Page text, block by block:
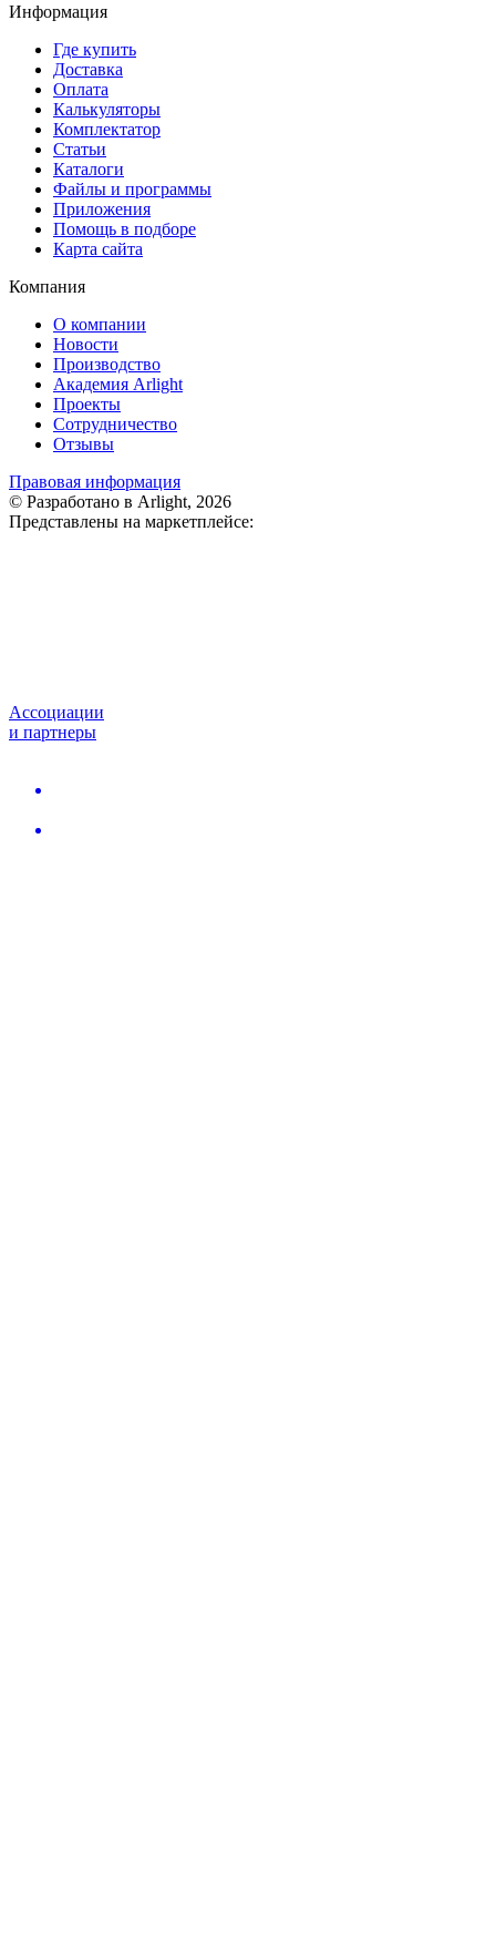
Информация
Где купить
Доставка
Оплата
Калькуляторы
Комплектатор
Статьи
Каталоги
Файлы и программы
Приложения
Помощь в подборе
Карта сайта
Компания
О компании
Новости
Производство
Академия Arlight
Проекты
Сотрудничество
Отзывы
Правовая информация
© Разработано в Arlight, 2026
Представлены на маркетплейсе:
Ассоциации
и партнеры